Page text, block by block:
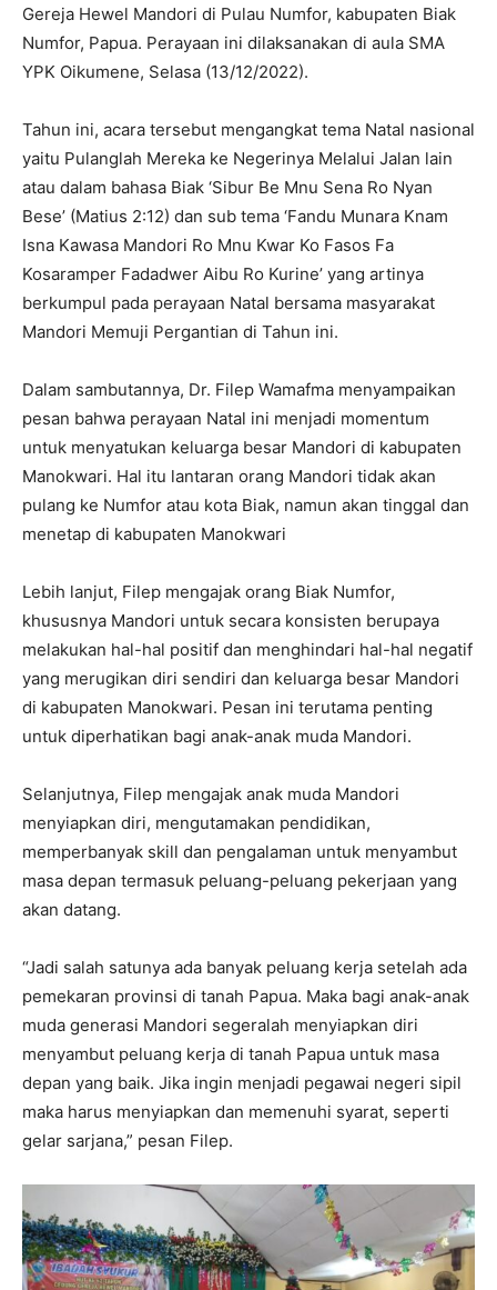
Gereja Hewel Mandori di Pulau Numfor, kabupaten Biak
Numfor, Papua. Perayaan ini dilaksanakan di aula SMA
YPK Oikumene, Selasa (13/12/2022).
Tahun ini, acara tersebut mengangkat tema Natal nasional
yaitu Pulanglah Mereka ke Negerinya Melalui Jalan lain
atau dalam bahasa Biak ‘Sibur Be Mnu Sena Ro Nyan
Bese’ (Matius 2:12) dan sub tema ‘Fandu Munara Knam
Isna Kawasa Mandori Ro Mnu Kwar Ko Fasos Fa
Kosaramper Fadadwer Aibu Ro Kurine’ yang artinya
berkumpul pada perayaan Natal bersama masyarakat
Mandori Memuji Pergantian di Tahun ini.
Dalam sambutannya, Dr. Filep Wamafma menyampaikan
pesan bahwa perayaan Natal ini menjadi momentum
untuk menyatukan keluarga besar Mandori di kabupaten
Manokwari. Hal itu lantaran orang Mandori tidak akan
pulang ke Numfor atau kota Biak, namun akan tinggal dan
menetap di kabupaten Manokwari
Lebih lanjut, Filep mengajak orang Biak Numfor,
khususnya Mandori untuk secara konsisten berupaya
melakukan hal-hal positif dan menghindari hal-hal negatif
yang merugikan diri sendiri dan keluarga besar Mandori
di kabupaten Manokwari. Pesan ini terutama penting
untuk diperhatikan bagi anak-anak muda Mandori.
Selanjutnya, Filep mengajak anak muda Mandori
menyiapkan diri, mengutamakan pendidikan,
memperbanyak skill dan pengalaman untuk menyambut
masa depan termasuk peluang-peluang pekerjaan yang
akan datang.
“Jadi salah satunya ada banyak peluang kerja setelah ada
pemekaran provinsi di tanah Papua. Maka bagi anak-anak
muda generasi Mandori segeralah menyiapkan diri
menyambut peluang kerja di tanah Papua untuk masa
depan yang baik. Jika ingin menjadi pegawai negeri sipil
maka harus menyiapkan dan memenuhi syarat, seperti
gelar sarjana,” pesan Filep.